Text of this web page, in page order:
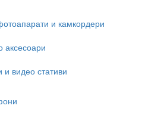
и камкордери
аксесоари
видео стативи